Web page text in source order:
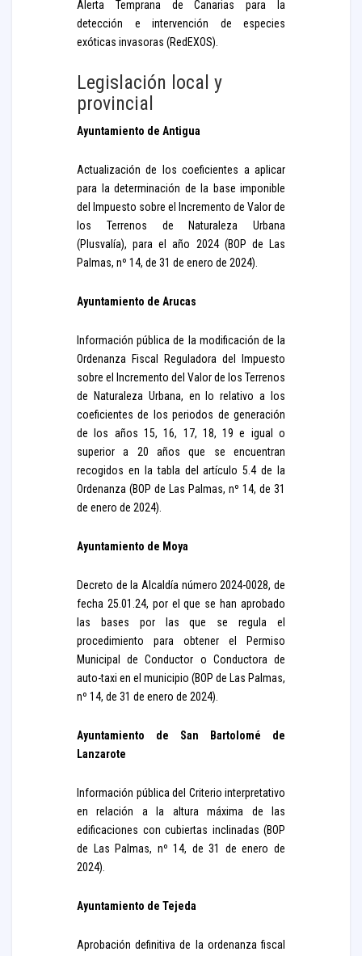
Alerta Temprana de Canarias para la
detección e intervención de especies
exóticas invasoras (RedEXOS).
Legislación local y
provincial
Ayuntamiento de Antigua
Actualización de los coeficientes a aplicar
para la determinación de la base imponible
del Impuesto sobre el Incremento de Valor de
los Terrenos de Naturaleza Urbana
(Plusvalía), para el año 2024 (BOP de Las
Palmas, nº 14, de 31 de enero de 2024).
Ayuntamiento de Arucas
Información pública de la modificación de la
Ordenanza Fiscal Reguladora del Impuesto
sobre el Incremento del Valor de los Terrenos
de Naturaleza Urbana, en lo relativo a los
coeficientes de los periodos de generación
de los años 15, 16, 17, 18, 19 e igual o
superior a 20 años que se encuentran
recogidos en la tabla del artículo 5.4 de la
Ordenanza (BOP de Las Palmas, nº 14, de 31
de enero de 2024).
Ayuntamiento de Moya
Decreto de la Alcaldía número 2024-0028, de
fecha 25.01.24, por el que se han aprobado
las bases por las que se regula el
procedimiento para obtener el Permiso
Municipal de Conductor o Conductora de
auto-taxi en el municipio (BOP de Las Palmas,
nº 14, de 31 de enero de 2024).
Ayuntamiento de San Bartolomé de
Lanzarote
Información pública del Criterio interpretativo
en relación a la altura máxima de las
edificaciones con cubiertas inclinadas (BOP
de Las Palmas, nº 14, de 31 de enero de
2024).
Ayuntamiento de Tejeda
Aprobación definitiva de la ordenanza fiscal